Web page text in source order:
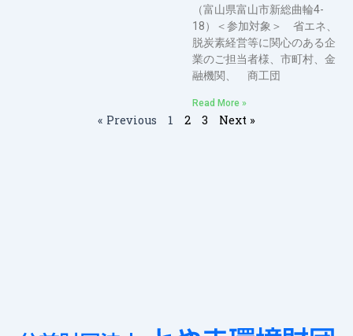
（富山県富山市新総曲輪4-
18）＜参加対象＞ 省エネ、
脱炭素経営等に関心のある企
業のご担当者様、市町村、金
融機関、 商工団
Read More »
« Previous 1 2 3 Next »